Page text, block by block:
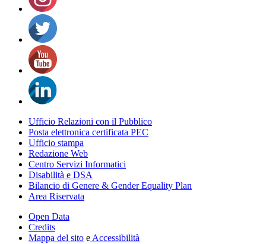
Ufficio Relazioni con il Pubblico
Posta elettronica certificata PEC
Ufficio stampa
Redazione Web
Centro Servizi Informatici
Disabilità e DSA
Bilancio di Genere & Gender Equality Plan
Area Riservata
Open Data
Credits
Mappa del sito e Accessibilità